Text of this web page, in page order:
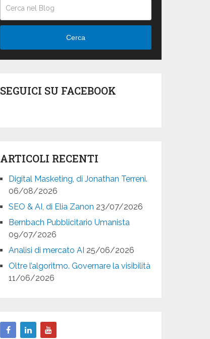
Cerca
SEGUICI SU FACEBOOK
ARTICOLI RECENTI
Digital Masketing, di Jonathan Terreni.
06/08/2026
SEO & AI, di Elia Zanon 23/07/2026
Bernbach Pubblicitario Umanista
09/07/2026
Analisi di mercato AI 25/06/2026
Oltre l’algoritmo. Governare la visibilità
11/06/2026